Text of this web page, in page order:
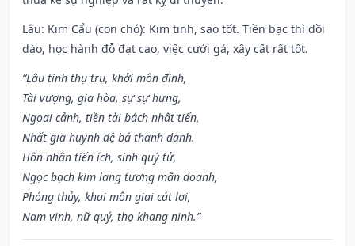
Lâu: Kim Cẩu (con chó): Kim tinh, sao tốt. Tiền bạc thì dồi
dào, học hành đỗ đạt cao, việc cưới gả, xây cất rất tốt.
“Lâu tinh thụ trụ, khởi môn đình,
Tài vượng, gia hòa, sự sự hưng,
Ngoại cảnh, tiền tài bách nhật tiến,
Nhất gia huynh đệ bá thanh danh.
Hôn nhân tiến ích, sinh quý tử,
Ngọc bạch kim lang tương mãn doanh,
Phóng thủy, khai môn giai cát lợi,
Nam vinh, nữ quý, thọ khang ninh.”